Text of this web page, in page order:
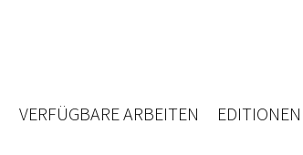
VERFÜGBARE ARBEITEN EDITIONEN